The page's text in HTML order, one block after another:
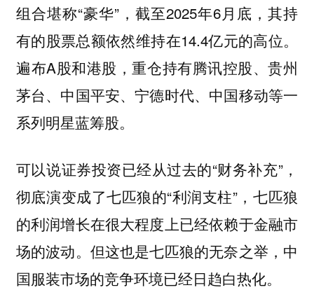
组合堪称“豪华”，截至2025年6月底，其持
有的股票总额依然维持在14.4亿元的高位。
遍布A股和港股，重仓持有腾讯控股、贵州
茅台、中国平安、宁德时代、中国移动等一
系列明星蓝筹股。
可以说证券投资已经从过去的“财务补充”，
彻底演变成了七匹狼的“利润支柱”，七匹狼
的利润增长在很大程度上已经依赖于金融市
场的波动。但这也是七匹狼的无奈之举，中
国服装市场的竞争环境已经日趋白热化。